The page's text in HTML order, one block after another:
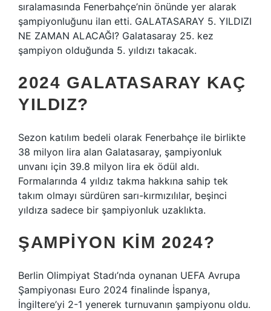
sıralamasında Fenerbahçe’nin önünde yer alarak
şampiyonluğunu ilan etti. GALATASARAY 5. YILDIZI
NE ZAMAN ALACAĞI? Galatasaray 25. kez
şampiyon olduğunda 5. yıldızı takacak.
2024 GALATASARAY KAÇ
YILDIZ?
Sezon katılım bedeli olarak Fenerbahçe ile birlikte
38 milyon lira alan Galatasaray, şampiyonluk
unvanı için 39.8 milyon lira ek ödül aldı.
Formalarında 4 yıldız takma hakkına sahip tek
takım olmayı sürdüren sarı-kırmızılılar, beşinci
yıldıza sadece bir şampiyonluk uzaklıkta.
ŞAMPIYON KIM 2024?
Berlin Olimpiyat Stadı’nda oynanan UEFA Avrupa
Şampiyonası Euro 2024 finalinde İspanya,
İngiltere’yi 2-1 yenerek turnuvanın şampiyonu oldu.